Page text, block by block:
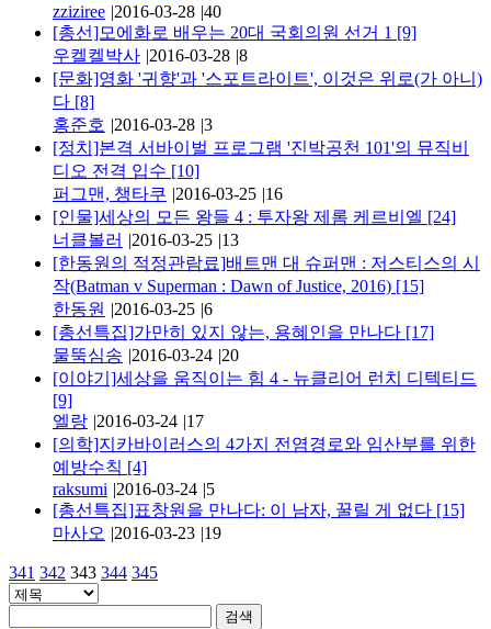
zziziree |2016-03-28 |40
[총선]모에화로 배우는 20대 국회의원 선거 1 [9]
우켈켈박사 |2016-03-28 |8
[문화]영화 '귀향'과 '스포트라이트', 이것은 위로(가 아니)
다 [8]
홍준호 |2016-03-28 |3
[정치]본격 서바이벌 프로그램 '진박공천 101'의 뮤직비
디오 전격 입수 [10]
퍼그맨, 챙타쿠 |2016-03-25 |16
[인물]세상의 모든 왕들 4 : 투자왕 제롬 케르비엘 [24]
너클볼러 |2016-03-25 |13
[한동원의 적정관람료]배트맨 대 슈퍼맨 : 저스티스의 시
작(Batman v Superman : Dawn of Justice, 2016) [15]
한동원 |2016-03-25 |6
[총선특집]가만히 있지 않는, 용혜인을 만나다 [17]
물뚝심송 |2016-03-24 |20
[이야기]세상을 움직이는 힘 4 - 뉴클리어 런치 디텍티드
[9]
엘랑 |2016-03-24 |17
[의학]지카바이러스의 4가지 전염경로와 임산부를 위한
예방수칙 [4]
raksumi |2016-03-24 |5
[총선특집]표창원을 만나다: 이 남자, 꿀릴 게 없다 [15]
마사오 |2016-03-23 |19
341 342 343 344 345
검색